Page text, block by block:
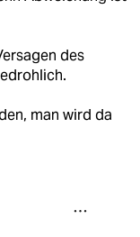
des
man wird da